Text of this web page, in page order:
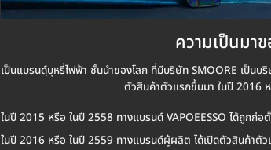
ความเป็นมา
เป็นแบรนดฺ์บุหรี่ไฟฟ้า ชั้นนำของโลก ที่มีบริษัท SMOORE เป็นบ
ตัวสินค้าตัวแรกขึ้นมา ในปี 2016
ในปี 2015 หรือ ในปี 2558 ทางแบรนด์ VAPOEESSO ได้ถูกก่อ
ในปี 2016 หรือ ในปี 2559 ทางแบรนด์ผู้ผลิต ได้เปิดตัวสินค้าตัว